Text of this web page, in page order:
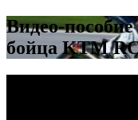
Видео-
бойца KTM